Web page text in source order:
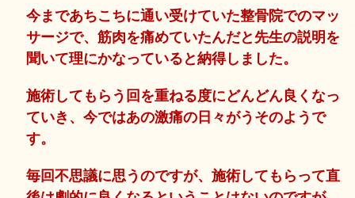
今まであちこちに通い受けていた整骨院でのマッ
サージで、筋肉を痛めていたんだと先生の説明を
聞いて理にかなっていると納得しました。
施術してもらう回を重ねる度にどんどん良くなっ
ていき、今ではあの激痛の日々がうそのようで
す。
毎回不思議に思うのですが、施術してもらって直